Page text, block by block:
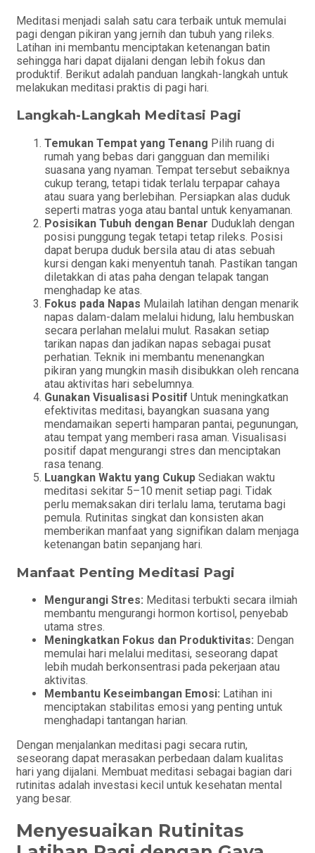
Meditasi menjadi salah satu cara terbaik untuk memulai
pagi dengan pikiran yang jernih dan tubuh yang rileks.
Latihan ini membantu menciptakan ketenangan batin
sehingga hari dapat dijalani dengan lebih fokus dan
produktif. Berikut adalah panduan langkah-langkah untuk
melakukan meditasi praktis di pagi hari.
Langkah-Langkah Meditasi Pagi
Temukan Tempat yang Tenang Pilih ruang di
rumah yang bebas dari gangguan dan memiliki
suasana yang nyaman. Tempat tersebut sebaiknya
cukup terang, tetapi tidak terlalu terpapar cahaya
atau suara yang berlebihan. Persiapkan alas duduk
seperti matras yoga atau bantal untuk kenyamanan.
Posisikan Tubuh dengan Benar Duduklah dengan
posisi punggung tegak tetapi tetap rileks. Posisi
dapat berupa duduk bersila atau di atas sebuah
kursi dengan kaki menyentuh tanah. Pastikan tangan
diletakkan di atas paha dengan telapak tangan
menghadap ke atas.
Fokus pada Napas Mulailah latihan dengan menarik
napas dalam-dalam melalui hidung, lalu hembuskan
secara perlahan melalui mulut. Rasakan setiap
tarikan napas dan jadikan napas sebagai pusat
perhatian. Teknik ini membantu menenangkan
pikiran yang mungkin masih disibukkan oleh rencana
atau aktivitas hari sebelumnya.
Gunakan Visualisasi Positif Untuk meningkatkan
efektivitas meditasi, bayangkan suasana yang
mendamaikan seperti hamparan pantai, pegunungan,
atau tempat yang memberi rasa aman. Visualisasi
positif dapat mengurangi stres dan menciptakan
rasa tenang.
Luangkan Waktu yang Cukup Sediakan waktu
meditasi sekitar 5–10 menit setiap pagi. Tidak
perlu memaksakan diri terlalu lama, terutama bagi
pemula. Rutinitas singkat dan konsisten akan
memberikan manfaat yang signifikan dalam menjaga
ketenangan batin sepanjang hari.
Manfaat Penting Meditasi Pagi
Mengurangi Stres: Meditasi terbukti secara ilmiah
membantu mengurangi hormon kortisol, penyebab
utama stres.
Meningkatkan Fokus dan Produktivitas: Dengan
memulai hari melalui meditasi, seseorang dapat
lebih mudah berkonsentrasi pada pekerjaan atau
aktivitas.
Membantu Keseimbangan Emosi: Latihan ini
menciptakan stabilitas emosi yang penting untuk
menghadapi tantangan harian.
Dengan menjalankan meditasi pagi secara rutin,
seseorang dapat merasakan perbedaan dalam kualitas
hari yang dijalani. Membuat meditasi sebagai bagian dari
rutinitas adalah investasi kecil untuk kesehatan mental
yang besar.
Menyesuaikan Rutinitas